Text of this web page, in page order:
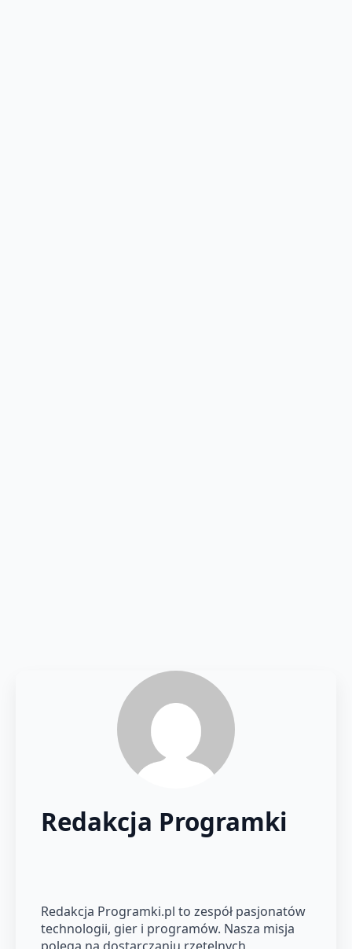
Redakcja Programki
Redakcja Programki.pl to zespół pasjonatów
technologii, gier i programów. Nasza misja
polega na dostarczaniu rzetelnych